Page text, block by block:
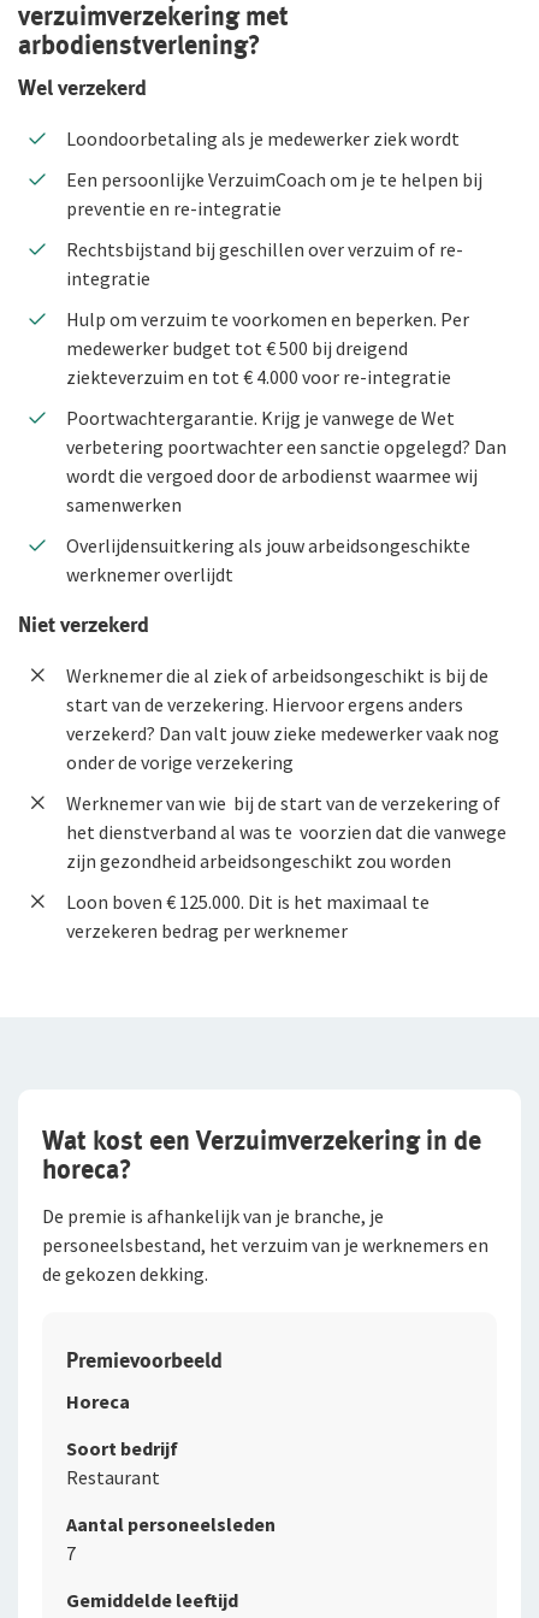
Duurzaam ondernemen
Samenwerking met adviseurs
Werken bij De Goudse
Vacatures
Traineeship
Stages en afstuderen
Arbeidsvoorwaarden
Sollicitatieprocedure
Privacyverklaring sollicitanten
Jaarverslag
verzuimverzekering met
arbodienstverlening?
Wel verzekerd
Loondoorbetaling als je medewerker ziek wordt
Een persoonlijke VerzuimCoach om je te helpen bij
preventie en re-integratie
Rechtsbijstand bij geschillen over verzuim of re-
integratie
Hulp om verzuim te voorkomen en beperken. Per
medewerker budget tot € 500 bij dreigend
ziekteverzuim en tot € 4.000 voor re-integratie
Poortwachtergarantie. Krijg je vanwege de Wet
verbetering poortwachter een sanctie opgelegd? Dan
wordt die vergoed door de arbodienst waarmee wij
samenwerken
Overlijdensuitkering als jouw arbeidsongeschikte
werknemer overlijdt
Niet verzekerd
Werknemer die al ziek of arbeidsongeschikt is bij de
start van de verzekering. Hiervoor ergens anders
verzekerd? Dan valt jouw zieke medewerker vaak nog
onder de vorige verzekering
Werknemer van wie bij de start van de verzekering of
het dienstverband al was te voorzien dat die vanwege
zijn gezondheid arbeidsongeschikt zou worden
Loon boven € 125.000. Dit is het maximaal te
verzekeren bedrag per werknemer
Wat kost een Verzuimverzekering in de
horeca?
De premie is afhankelijk van je branche, je
personeelsbestand, het verzuim van je werknemers en
de gekozen dekking.
Premievoorbeeld
Horeca
Soort bedrijf
Restaurant
Aantal personeelsleden
7
Gemiddelde leeftijd